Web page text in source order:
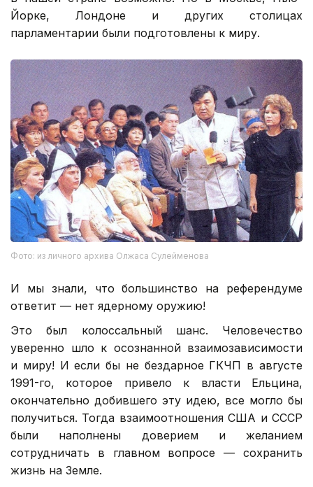
Йорке, Лондоне и других столицах
парламентарии были подготовлены к миру.
Фото: из личного архива Олжаса Сулейменова
И мы знали, что большинство на референдуме
ответит — нет ядерному оружию!
Это был колоссальный шанс. Человечество
уверенно шло к осознанной взаимозависимости
и миру! И если бы не бездарное ГКЧП в августе
1991-го, которое привело к власти Ельцина,
окончательно добившего эту идею, все могло бы
получиться. Тогда взаимоотношения США и СССР
были наполнены доверием и желанием
сотрудничать в главном вопросе — сохранить
жизнь на Земле.